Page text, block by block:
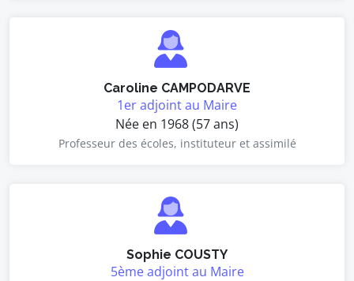
Caroline CAMPODARVE
1er adjoint au Maire
Née en 1968 (57 ans)
Professeur des écoles, instituteur et assimilé
Sophie COUSTY
5ème adjoint au Maire